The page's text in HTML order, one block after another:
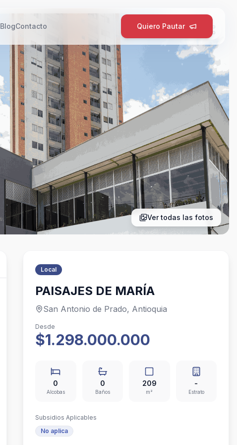
BlogContacto Quiero Pautar
Ver todas las fotos
Local
PAISAJES DE MARÍA
San Antonio de Prado, Antioquia
Desde
$1.298.000.000
0
Alcobas
0
Baños
209
m²
-
Estrato
Subsidios Aplicables
No aplica